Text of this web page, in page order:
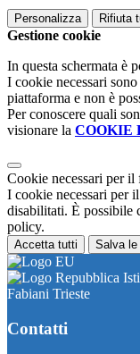
Personalizza Rifiuta
Gestione cookie
In questa schermata è
I cookie necessari
piattaforma e non è
Per conoscere quali
visionare la COOKIE
Cookie necessari per il
I cookie necessari per
disabilitati. È possibile
policy.
Accetta tutti Salva le
Fabiani Trieste
Contatti